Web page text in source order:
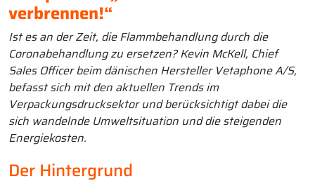
verbrennen!“
Ist es an der Zeit, die Flammbehandlung durch die
Coronabehandlung zu ersetzen? Kevin McKell, Chief
Sales Officer beim dänischen Hersteller Vetaphone A/S,
befasst sich mit den aktuellen Trends im
Verpackungsdrucksektor und berücksichtigt dabei die
sich wandelnde Umweltsituation und die steigenden
Energiekosten.
Der Hintergrund